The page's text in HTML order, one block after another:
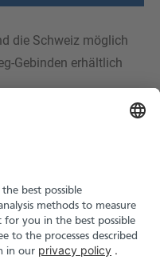
die Schweiz möglich
Gebinden erhältlich